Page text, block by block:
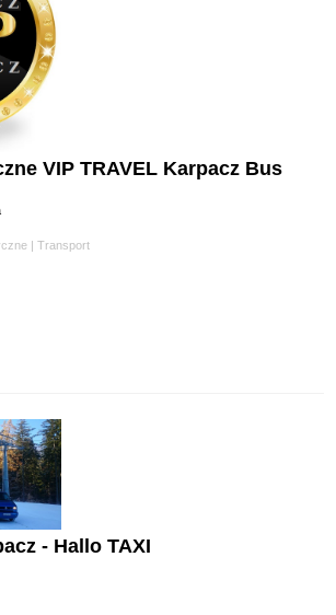
VIP TRAVEL Karpacz Bus
| Transport
- Hallo TAXI